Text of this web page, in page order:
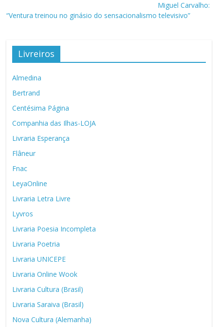
Miguel Carvalho:
“Ventura treinou no ginásio do sensacionalismo televisivo”
Livreiros
Almedina
Bertrand
Centésima Página
Companhia das Ilhas-LOJA
Livraria Esperança
Flâneur
Fnac
LeyaOnline
Livraria Letra Livre
Lyvros
Livraria Poesia Incompleta
Livraria Poetria
Livraria UNICEPE
Livraria Online Wook
Livraria Cultura (Brasil)
Livraria Saraiva (Brasil)
Nova Cultura (Alemanha)